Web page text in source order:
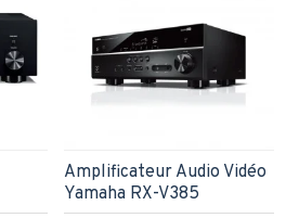
Amplificateur Audio Vidéo
Yamaha RX-V385